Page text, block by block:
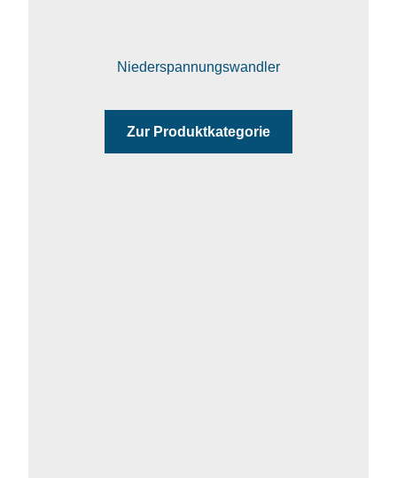
Niederspannungswandler
Zur Produktkategorie